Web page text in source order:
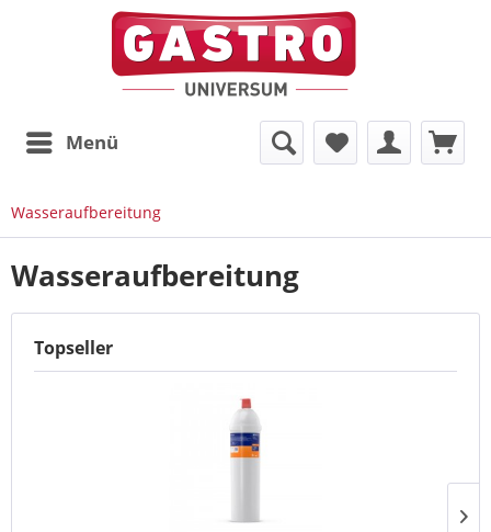
Menü
Wasseraufbereitung
Wasseraufbereitung
Topseller